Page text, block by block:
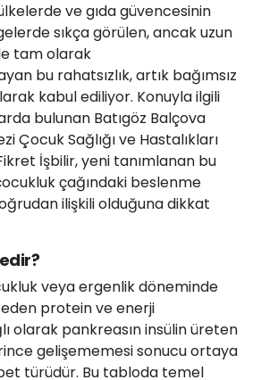
ve gıda güvencesinin
sıkça görülen, ancak uzun
tam olarak
bu rahatsızlık, artık bağımsız
kabul ediliyor. Konuyla ilgili
bulunan Batıgöz Balçova
Çocuk Sağlığı ve Hastalıkları
İşbilir, yeni tanımlanan bu
çağındaki beslenme
ilişkili olduğuna dikkat
veya ergenlik döneminde
protein ve enerji
olarak pankreasın insülin üreten
gelişememesi sonucu ortaya
türüdür. Bu tabloda temel